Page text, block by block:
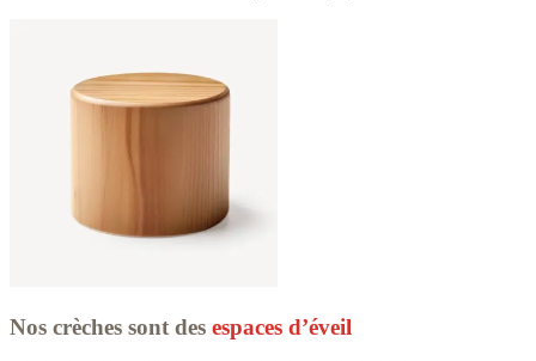
Nos crèches sont des espaces d’éveil